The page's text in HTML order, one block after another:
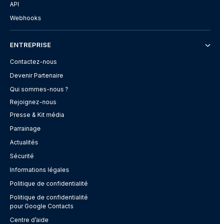
API
Webhooks
ENTREPRISE
Contactez-nous
Devenir Partenaire
Qui sommes-nous ?
Rejoignez-nous
Presse & Kit média
Parrainage
Actualités
Sécurité
Informations légales
Politique de confidentialité
Politique de confidentialité
pour Google Contacts
Centre d’aide